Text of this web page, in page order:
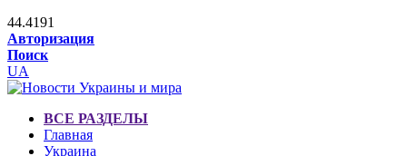
44.4191
Авторизация
Поиск
UA
ВСЕ РАЗДЕЛЫ
Главная
Украина